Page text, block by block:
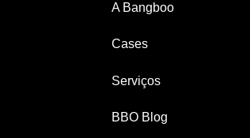
A Bangboo
Cases
Serviços
BBO Blog